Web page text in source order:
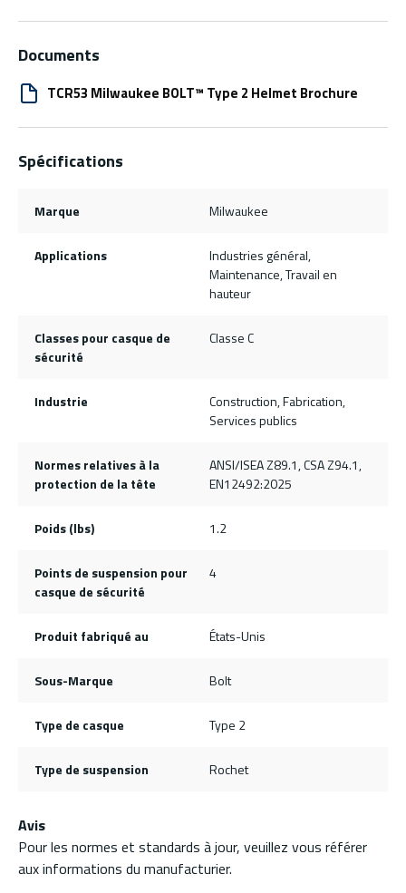
Documents
TCR53 Milwaukee BOLT™ Type 2 Helmet Brochure
Spécifications
Marque Milwaukee
Applications
Industries général,
Maintenance, Travail en
hauteur
Classes pour casque de
sécurité
Classe C
Industrie
Construction, Fabrication,
Services publics
Normes relatives à la
protection de la tête
ANSI/ISEA Z89.1, CSA Z94.1,
EN12492:2025
Poids (lbs) 1.2
Points de suspension pour
casque de sécurité
4
Produit fabriqué au États-Unis
Sous-Marque Bolt
Type de casque Type 2
Type de suspension Rochet
Avis
Pour les normes et standards à jour, veuillez vous référer
aux informations du manufacturier.